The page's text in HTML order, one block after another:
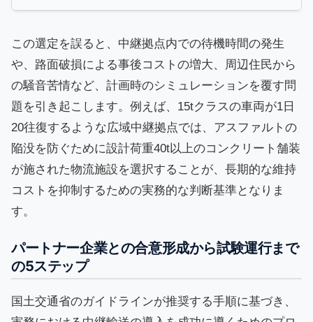
この選定を誤ると、中継拠点内での待機時間の発生
や、路面破損による事後コストの増大、周辺住民から
の騒音苦情など、計画時のシミュレーションを覆す問
題を引き起こします。例えば、15tクラスの車両が1日
20往復するような広域中継拠点では、アスファルトの
陥没を防ぐために設計荷重40t以上のコンクリート舗装
が施された物流施設を選択することが、長期的な維持
コストを抑制するための実務的な判断基準となりま
す。
パートナー企業との合意形成から試験運行まで
の5ステップ
国土交通省のガイドラインが推奨する手順に基づき、